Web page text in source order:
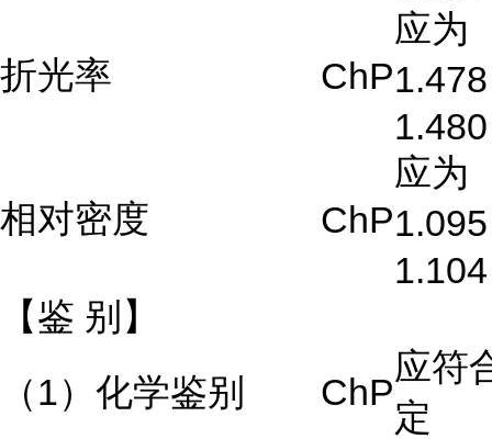
折光率 ChP
应为
1.480
相对密度 ChP
应为
1.104
【鉴 别】
（1）化学鉴别
ChP
应符
定